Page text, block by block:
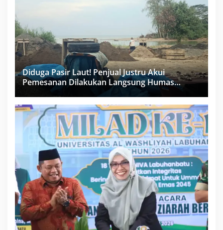
Diduga Pasir Laut! Penjual Justru Akui
Pemesanan Dilakukan Langsung Humas